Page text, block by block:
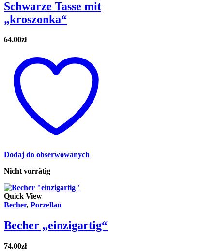
Schwarze Tasse mit
„kroszonka“
64.00zł
Dodaj do obserwowanych
Nicht vorrätig
Quick View
Becher, Porzellan
Becher „einzigartig“
74.00zł